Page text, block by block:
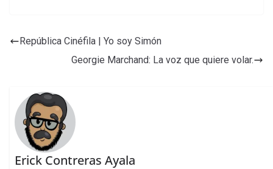
República Cinéfila | Yo soy Simón
Georgie Marchand: La voz que quiere volar.
Erick Contreras Ayala